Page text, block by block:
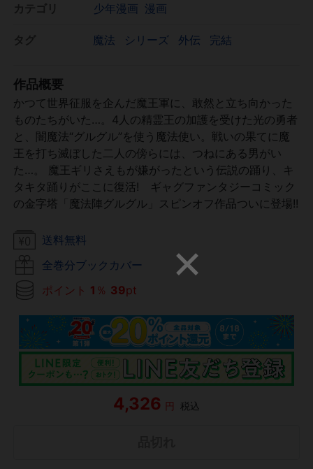
少年漫画 漫画
魔法 シリーズ 外伝 完結
作品概要
かつて世界征服を企んだ魔王軍に、敢然と立ち向かった
ものたちがいた…。4人の精霊王の加護を受けた光の勇者
と、闇魔法“グルグル”を使う魔法使い。戦いの果てに魔
王を打ち滅ぼした二人の傍らには、つねにある男がい
た…。 魔王ギリさえもが嫌がったという伝説の踊り、キ
タキタ踊りがここに復活! ギャグファンタジーコミック
の金字塔「魔法陣グルグル」スピンオフ作品ついに登場!!
送料無料
全巻分ブックカバー
ポイント 1 ％ 39pt
4,326 円 税込